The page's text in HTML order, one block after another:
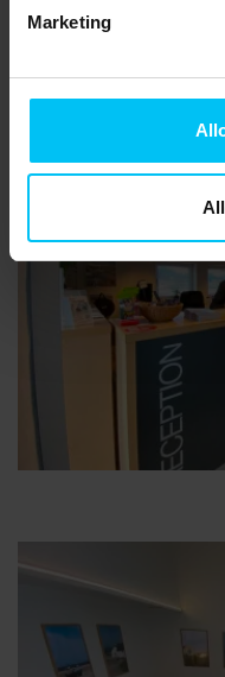
Marketing